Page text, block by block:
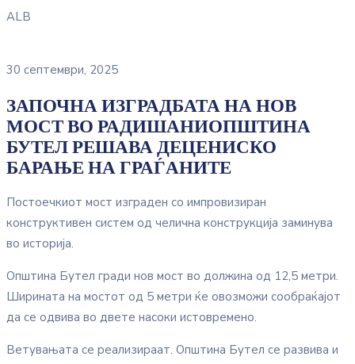
ALB
30 септември, 2025
ЗАПОЧНА ИЗГРАДБАТА НА НОВ
МОСТ ВО РАДИШАНИОПШТИНА
БУТЕЛ РЕШАВА ДЕЦЕНИСКО
БАРАЊЕ НА ГРАЃАНИТЕ
Постоечкиот мост изграден со импровизиран
конструктивен систем од челична конструкција заминува
во историја.
Општина Бутел гради нов мост во должина од 12,5 метри.
Ширината на мостот од 5 метри ќе овозможи сообраќајот
да се одвива во двете насоки истовремено.
Ветувањата се реализираат. Општина Бутел се развива и